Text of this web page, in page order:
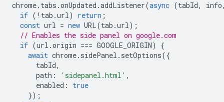
chrome. tabs .onUpdated .addListener(async (tabId, info
if ( ! tab .url) return ;
const url = new URL(tab .url);
// Enables the side panel on google.com
if (url .origin === GOOGLE_ORIGIN)
{
await chrome. sidePanel . setOptions({
tabId,
path : 'sidepanel.html' ,
enabled :
true
});